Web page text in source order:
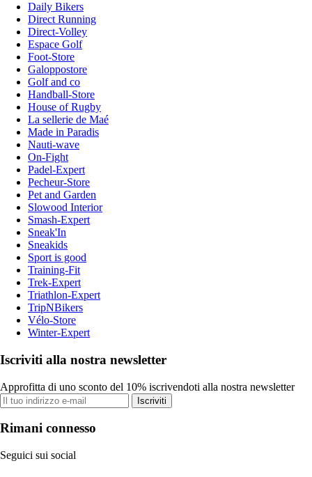
Daily Bikers
Direct Running
Direct-Volley
Espace Golf
Foot-Store
Galoppostore
Golf and co
Handball-Store
House of Rugby
La sellerie de Maé
Made in Paradis
Nauti-wave
On-Fight
Padel-Expert
Pecheur-Store
Pet and Garden
Slowood Interior
Smash-Expert
Sneak'In
Sneakids
Sport is good
Training-Fit
Trek-Expert
Triathlon-Expert
TripNBikers
Vélo-Store
Winter-Expert
Iscriviti alla nostra newsletter
Approfitta di uno sconto del 10% iscrivendoti alla nostra newsletter
Iscriviti
Rimani connesso
Seguici sui social